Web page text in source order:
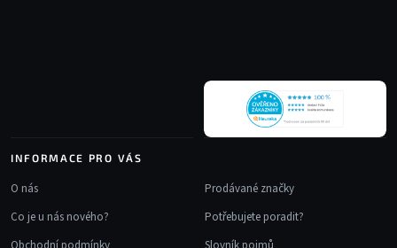
INFORMACE PRO VÁS
O nás
Co je u nás nového?
Prodávané značky
Potřebujete poradit?